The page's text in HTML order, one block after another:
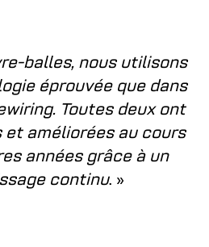
balles, nous utilisons
éprouvée que dans
Toutes deux ont
et améliorées au cours
années grâce à un
continu. »